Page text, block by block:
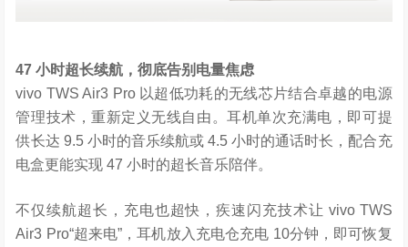
47小时超长续航，彻底告别电量焦虑
vivo TWS Air3 Pro 以超低功耗的无线芯片结合卓越的电源
管理技术，重新定义无线自由。耳机单次充满电，即可提
供长达 9.5 小时的音乐续航或 4.5 小时的通话时长，配合充
电盒更能实现 47 小时的超长音乐陪伴。
不仅续航超长，充电也超快，疾速闪充技术让 vivo TWS
Air3 Pro“超来电”，耳机放入充电仓充电 10分钟，即可恢复